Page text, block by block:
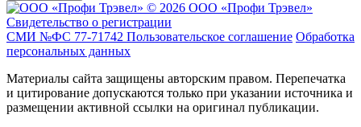
© 2026 ООО «Профи Трэвeл»
Свидетельство о регистрации
СМИ №ФС 77-71742 Пользовательское соглашение Обработка
персональных данных
Материалы сайта защищены авторским правом. Перепечатка
и цитирование допускаются только при указании источника и
размещении активной ссылки на оригинал публикации.